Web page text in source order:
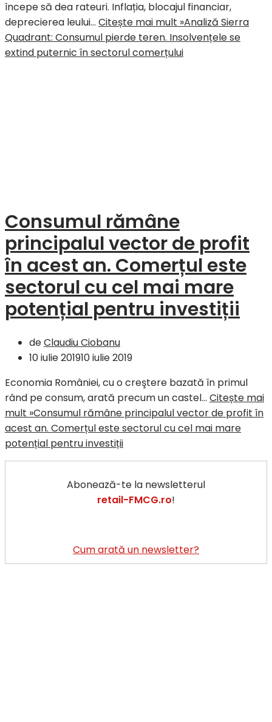
începe să dea rateuri. Inflația, blocajul financiar,
deprecierea leului… Citește mai mult »Analiză Sierra
Quadrant: Consumul pierde teren. Insolvențele se
extind puternic în sectorul comerțului
Consumul rămâne
principalul vector de profit
în acest an. Comerțul este
sectorul cu cel mai mare
potențial pentru investiții
deClaudiu Ciobanu
10 iulie 201910 iulie 2019
Economia României, cu o creştere bazată în primul
rând pe consum, arată precum un castel… Citește mai
mult »Consumul rămâne principalul vector de profit în
acest an. Comerțul este sectorul cu cel mai mare
potențial pentru investiții
Abonează-te la newsletterul
retail-FMCG.ro!
Cum arată un newsletter?